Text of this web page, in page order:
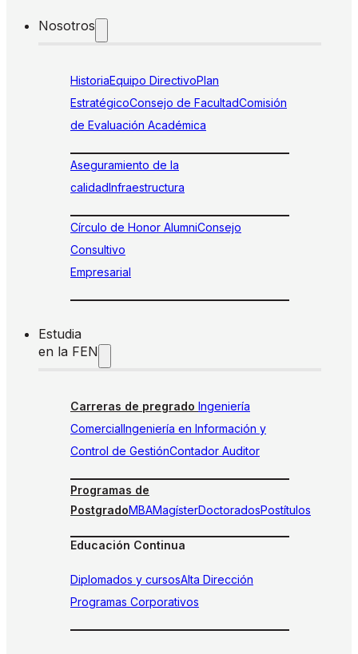
Nosotros
HistoriaEquipo DirectivoPlan
EstratégicoConsejo de FacultadComisión
de Evaluación Académica
Aseguramiento de la
calidadInfraestructura
Círculo de Honor AlumniConsejo
Consultivo
Empresarial
Estudia
en la FEN
Carreras de pregrado Ingeniería
ComercialIngeniería en Información y
Control de GestiónContador Auditor
Programas de
PostgradoMBAMagísterDoctoradosPostítulos
Educación Continua
Diplomados y cursosAlta Dirección
Programas Corporativos